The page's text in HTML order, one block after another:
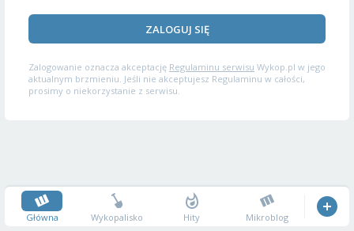
ZALOGUJ SIĘ
Zalogowanie oznacza akceptację Regulaminu serwisu Wykop.pl w jego
aktualnym brzmieniu. Jeśli nie akceptujesz Regulaminu w całości,
prosimy o niekorzystanie z serwisu.
Główna Wykopalisko Hity Mikroblog